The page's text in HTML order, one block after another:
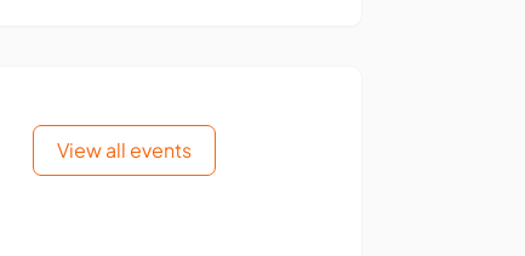
View all events